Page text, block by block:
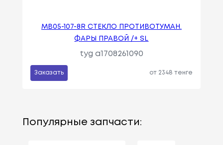
MB05-107-8R СТЕКЛО ПРОТИВОТУМАН.
ФАРЫ ПРАВОЙ /+ SL
tyg a1708261090
Заказать от 2348 тенге
Популярные запчасти: